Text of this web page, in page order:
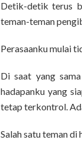
Detik-detik terus
teman-teman
Perasaanku mulai
Di saat yang
hadapanku yang
tetap terkontrol.
Salah satu teman